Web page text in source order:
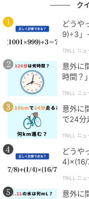
スピード勝負！他の
【脳トレ】角度を求
れがちな『図形問題
【脳トレ
と忘れがち
次の記事
#1 「お
この女、
の記事を
ク
どうや
9)÷3」
TRILL ニュ
意外に
時間？
TRILL ニュ
意外に
で24分
TRILL ニュ
どうや
4)×(16/
TRILL ニュ
意外に